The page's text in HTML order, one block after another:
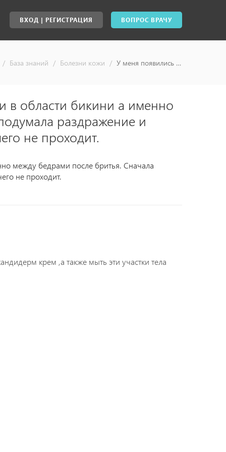
ВХОД | РЕГИСТРАЦИЯ ВОПРОС ВРАЧУ
/ База знаний / Болезни кожи / У меня появились красненькие прыщики в области бикини а именно между бедрами после бритья. Сначала подумала раздражение и пройдет само но уже почти месяц и ничего не проходит. - ответы специалистов, консультация врача онлайн
в области бикини а именно
раздражение и
не проходит.
между бедрами после бритья. Сначала
не проходит.
крем ,а также мыть эти участки тела